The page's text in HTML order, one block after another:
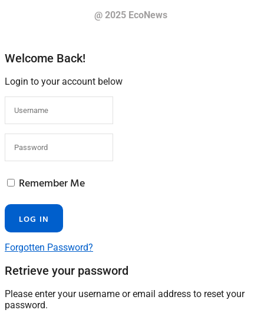
@ 2025 EcoNews
Welcome Back!
Login to your account below
Remember Me
Forgotten Password?
Retrieve your password
Please enter your username or email address to reset your
password.